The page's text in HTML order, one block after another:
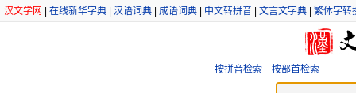
汉文学网 在线新华字典 汉语词典 成语词典 中文转拼音 文言文字典 繁体字转
按拼音检索 按部首检索